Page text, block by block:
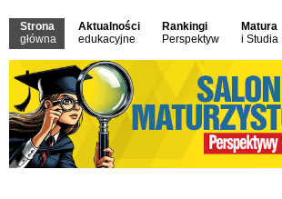
Strona
główna
Aktualności
edukacyjne
Rankingi
Perspektyw
Matura
i Studia